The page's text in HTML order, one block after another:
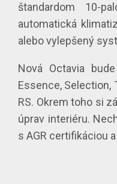
štandardom 10-
automatická
alebo vylepšený
Nová Octavia
Essence, Selection,
RS. Okrem toho si
úprav interiéru.
s AGR certifikáciou